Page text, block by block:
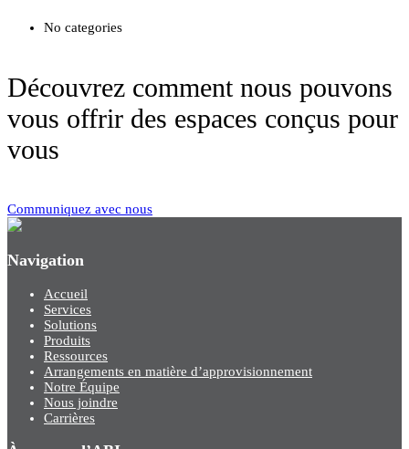
No categories
Découvrez comment nous pouvons
vous offrir des espaces conçus pour
vous
Communiquez avec nous
Navigation
Accueil
Services
Solutions
Produits
Ressources
Arrangements en matière d’approvisionnement
Notre Équipe
Nous joindre
Carrières